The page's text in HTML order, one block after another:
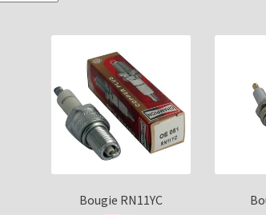
Bougie RN11YC